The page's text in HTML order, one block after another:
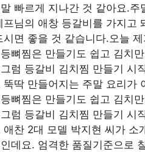
빠르게 지나간 것 같아요.
프님의 애창 등갈비를 가지고
시면 좋을 것 같습니다.오늘
뼈찜은 만들기도 쉽고 김치
럼 등갈비 김치찜 만들기 시
뚝딱 만들어지는 주말 요리가
뼈찜은 만들기도 쉽고 김치
럼 등갈비 김치찜 만들기 시
애찬 2대 모델 박지현 씨가
데요. 엄격한 품질기준으로